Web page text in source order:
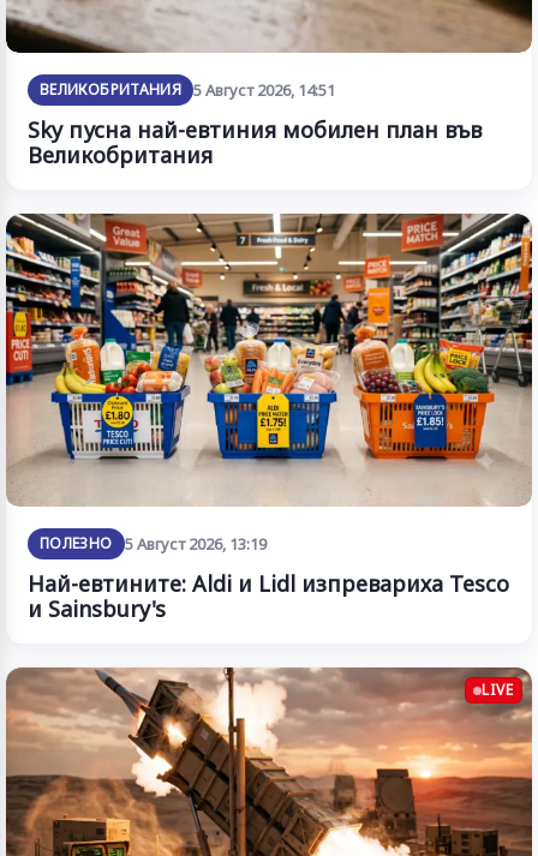
ВЕЛИКОБРИТАНИЯ 5 Август 2026, 14:51
Sky пусна най-евтиния мобилен план във
Великобритания
ПОЛЕЗНО 5 Август 2026, 13:19
Най-евтините: Aldi и Lidl изпревариха Tesco
и Sainsbury's
LIVE